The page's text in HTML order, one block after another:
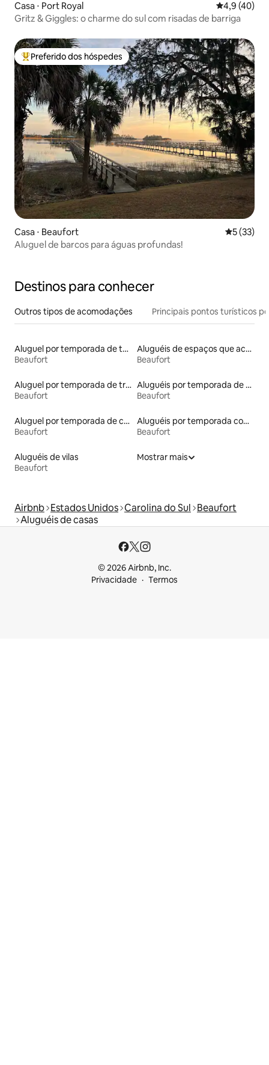
Casa ⋅ Port Royal 4,9 de uma
4,9 (40)
Gritz & Giggles: o charme do sul com risadas de barriga
Entre os melhores preferidos dos hóspedes
Preferido dos hóspedes
Casa ⋅ Beaufort 5 de uma
5 (33)
Aluguel de barcos para águas profundas!
Destinos para conhecer
Outros tipos de acomodações Principais pontos turísticos
Aluguel por temporada de townhouses
Beaufort
Aluguéis de espaços que aceitam animais de estimação
Beaufort
Aluguel por temporada de trailers
Beaufort
Aluguéis por temporada de acomodações de luxo
Beaufort
Aluguel por temporada de casas de veraneio
Beaufort
Aluguéis por temporada com banheiro para PCD
Beaufort
Aluguéis de vilas
Beaufort
Mostrar mais
Airbnb Estados Unidos Carolina do Sul Beaufort
Aluguéis de casas
© 2026 Airbnb, Inc.
Privacidade
Termos